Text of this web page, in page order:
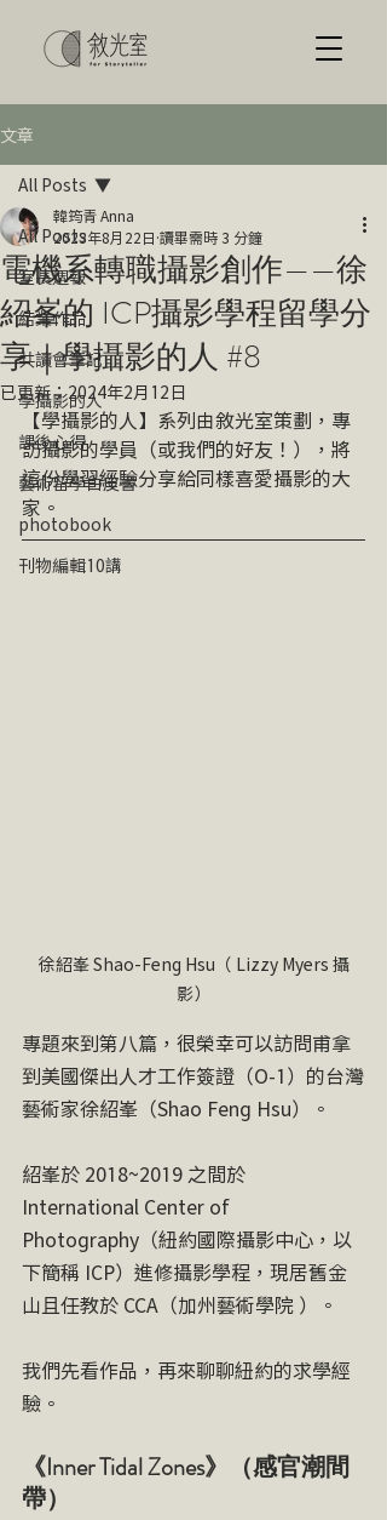
文章
All Posts
室長週報
結業作品
共讀會筆記
學攝影的人
課後心得
藝術留學白皮書
photobook
刊物編輯10講
All Posts
電機系轉職攝影創作——徐
紹峯的 ICP攝影學程留學分
享｜學攝影的人 #8
韓筠青 Anna
2023年8月22日 讀畢需時 3 分鐘
已更新：2024年2月12日
【學攝影的人】系列由敘光室策劃，專
訪攝影的學員（或我們的好友！），將
這份學習經驗分享給同樣喜愛攝影的大
家。
徐紹峯 Shao-Feng Hsu（ Lizzy Myers 攝
影）
專題來到第八篇，很榮幸可以訪問甫拿
到美國傑出人才工作簽證（O-1）的台灣
藝術家徐紹峯（Shao Feng Hsu）。
紹峯於 2018~2019 之間於
International Center of
Photography（紐約國際攝影中心，以
下簡稱 ICP）進修攝影學程，現居舊金
山且任教於 CCA（加州藝術學院 ）。
我們先看作品，再來聊聊紐約的求學經
驗。
《Inner Tidal Zones》（感官潮間
帶）